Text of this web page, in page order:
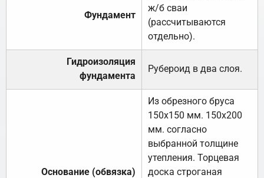
Фундамент
ж/б сваи
(рассчитываются
отдельно).
Гидроизоляция
фундамента
Рубероид в два слоя.
Основание (обвязка)
Из обрезного бруса
150х150 мм. 150х200
мм. согласно
выбранной толщине
утепления. Торцевая
доска строганая